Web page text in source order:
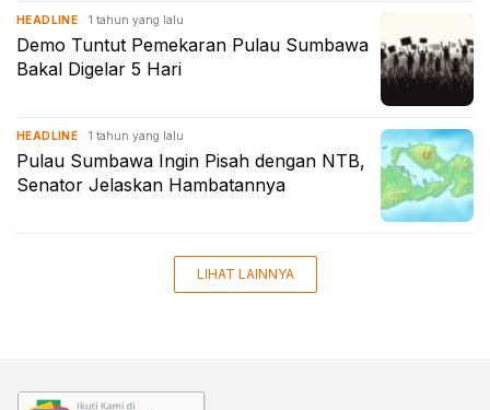
HEADLINE 1 tahun yang lalu
Demo Tuntut Pemekaran Pulau Sumbawa
Bakal Digelar 5 Hari
HEADLINE 1 tahun yang lalu
Pulau Sumbawa Ingin Pisah dengan NTB,
Senator Jelaskan Hambatannya
LIHAT LAINNYA